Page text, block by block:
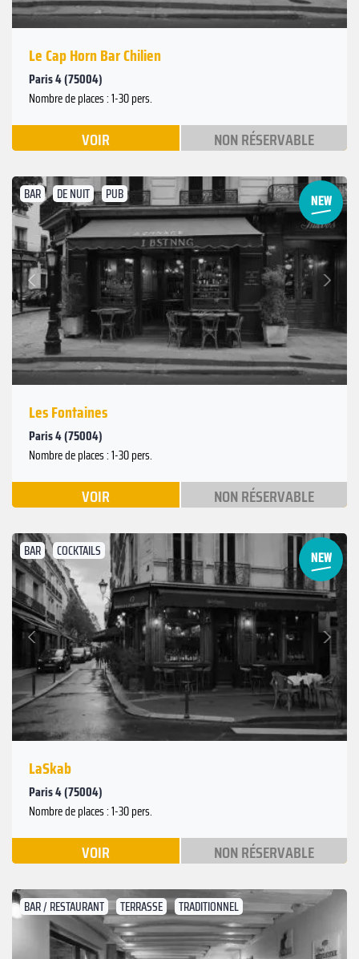
Le Cap Horn Bar Chilien
Paris 4 (75004)
Nombre de places : 1-30 pers.
VOIR NON RÉSERVABLE
BAR DE NUIT PUB
Précédent
Suivant
Les Fontaines
Paris 4 (75004)
Nombre de places : 1-30 pers.
VOIR NON RÉSERVABLE
BAR COCKTAILS
Précédent
Suivant
LaSkab
Paris 4 (75004)
Nombre de places : 1-30 pers.
VOIR NON RÉSERVABLE
BAR / RESTAURANT TERRASSE TRADITIONNEL